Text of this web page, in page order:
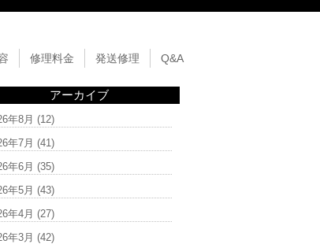
修理料金 発送修理 Q&A
アーカイブ
年8月 (12)
年7月 (41)
年6月 (35)
年5月 (43)
年4月 (27)
年3月 (42)